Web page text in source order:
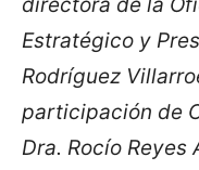
Estratégico y
Rodríguez
participación de
Dra. Rocío Reyes